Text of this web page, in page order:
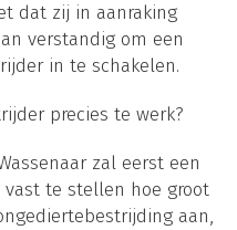
dat zij in aanraking
verstandig om een
in te schakelen.
precies te werk?
zal eerst een
te stellen hoe groot
aan,